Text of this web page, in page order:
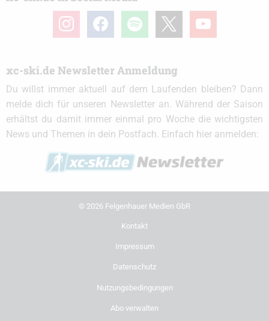
instagramfacebook spotify youtube
xc-ski.de Newsletter Anmeldung
Du willst immer aktuell auf dem Laufenden bleiben? Dann
melde dich für unseren Newsletter an. Während der Saison
erhältst du damit immer einmal pro Woche die wichtigsten
News und Themen in dein Postfach. Einfach hier anmelden:
© 2026 Felgenhauer Medien GbR
Kontakt
Impressum
Datenschutz
Nutzungsbedingungen
Abo verwalten